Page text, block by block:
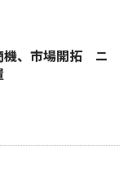
機、市場開拓 ニ